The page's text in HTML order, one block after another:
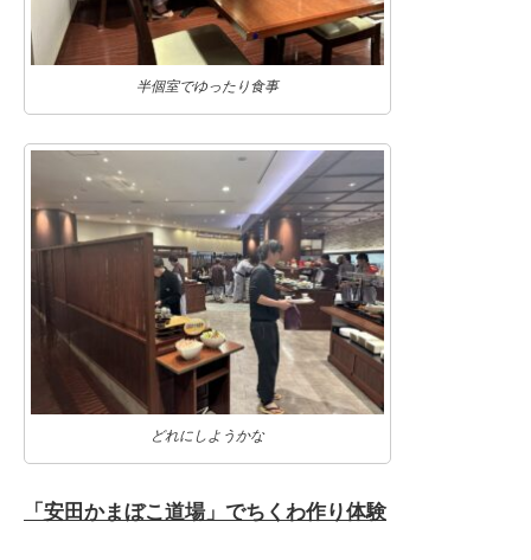
半個室でゆったり食事
どれにしようかな
「安田かまぼこ道場」でちくわ作り体験